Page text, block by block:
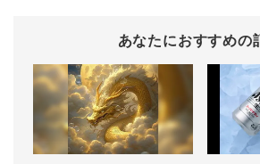
あなたにおすすめの